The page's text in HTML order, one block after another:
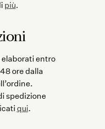
più.
entro
ore dalla
spedizione
qui.